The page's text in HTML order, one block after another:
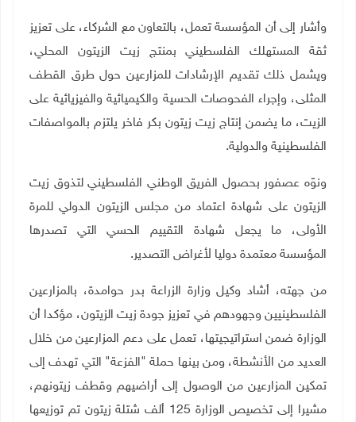
وأشار إلى أن المؤسسة تعمل، بالتعاون مع الشركاء، على تعزيز
ثقة المستهلك الفلسطيني بمنتج زيت الزيتون المحلي،
ويشمل ذلك تقديم الإرشادات للمزارعين حول طرق القطف
المثلى، وإجراء الفحوصات الحسية والكيميائية والفيزيائية على
الزيت، ما يضمن إنتاج زيت زيتون بكر فاخر يلتزم بالمواصفات
الفلسطينية والدولية.
ونوّه عصفور بحصول الفريق الوطني الفلسطيني لتذوق زيت
الزيتون على شهادة اعتماد من مجلس الزيتون الدولي للمرة
الأولى، ما يجعل شهادة التقييم الحسي التي تصدرها
المؤسسة معتمدة دوليا لأغراض التصدير.
من جهته، أشاد وكيل وزارة الزراعة بدر حوامدة، بالمزارعين
الفلسطينيين وجهودهم في تعزيز جودة زيت الزيتون، مؤكدا أن
الوزارة ضمن استراتيجيتها، تعمل على دعم المزارعين من خلال
العديد من الأنشطة، ومن بينها حملة "الفزعة" التي تهدف إلى
تمكين المزارعين من الوصول إلى أراضيهم وقطف زيتونهم،
مشيرا إلى تخصيص الوزارة 125 ألف شتلة زيتون تم توزيعها